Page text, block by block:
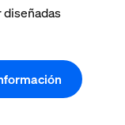
diseñadas